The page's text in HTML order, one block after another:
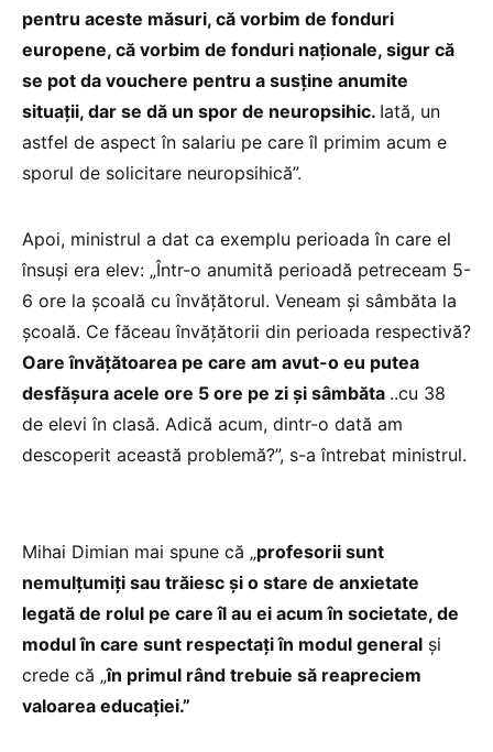
pentru aceste măsuri, că vorbim de fonduri
europene, că vorbim de fonduri naționale, sigur că
se pot da vouchere pentru a susține anumite
situații, dar se dă un spor de neuropsihic. Iată, un
astfel de aspect în salariu pe care îl primim acum e
sporul de solicitare neuropsihică”.
Apoi, ministrul a dat ca exemplu perioada în care el
însuși era elev: „Într-o anumită perioadă petreceam 5-
6 ore la școală cu învățătorul. Veneam și sâmbăta la
școală. Ce făceau învățătorii din perioada respectivă?
Oare învățătoarea pe care am avut-o eu putea
desfășura acele ore 5 ore pe zi și sâmbăta ..cu 38
de elevi în clasă. Adică acum, dintr-o dată am
descoperit această problemă?”, s-a întrebat ministrul.
Mihai Dimian mai spune că „profesorii sunt
nemulțumiți sau trăiesc și o stare de anxietate
legată de rolul pe care îl au ei acum în societate, de
modul în care sunt respectați în modul general și
crede că „în primul rând trebuie să reapreciem
valoarea educației.”